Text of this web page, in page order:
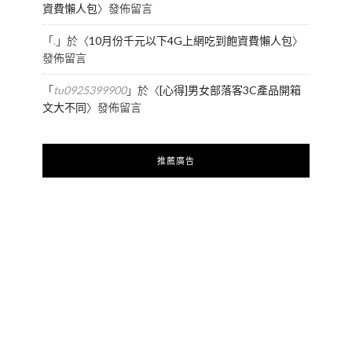
資費懶人包〉發佈留言
「.」於〈10月份千元以下4G上網吃到飽資費懶人包〉
發佈留言
「tu0925399900」於〈[心得]男女部落客3C產品開箱
文大不同〉發佈留言
推薦廣告